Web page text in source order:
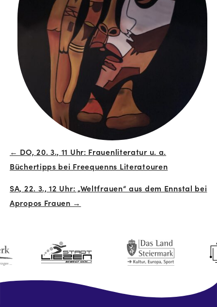
Beitrags-
← DO, 20. 3., 11 Uhr: Frauenliteratur u. a.
Büchertipps bei Freequenns Literatouren
SA, 22. 3., 12 Uhr: „Weltfrauen“ aus dem Ennstal bei
Apropos Frauen →